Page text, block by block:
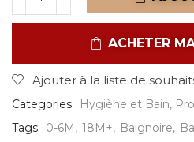
ACHETER
Ajouter à la liste de
Categories: Hygiène et Bain,
Tags: 0-6M, 18M+, Baignoire,